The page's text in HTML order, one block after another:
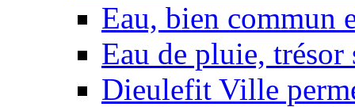
Eau, bien commun
Eau de pluie,
Dieulefit Ville